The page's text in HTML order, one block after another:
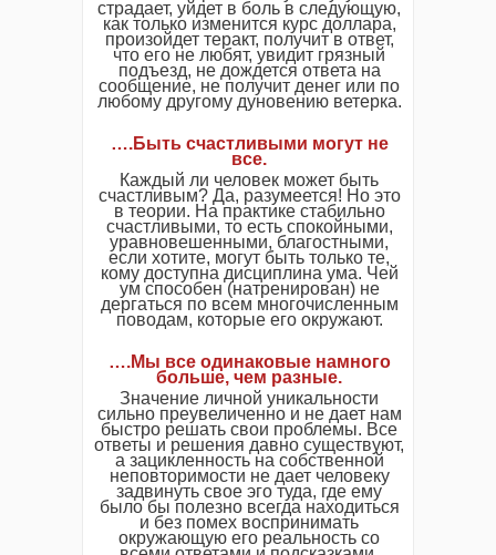
страдает, уйдет в боль в следующую,
как только изменится курс доллара,
произойдет теракт, получит в ответ,
что его не любят, увидит грязный
подъезд, не дождется ответа на
сообщение, не получит денег или по
любому другому дуновению ветерка.
….Быть счастливыми могут не
все.
Каждый ли человек может быть
счастливым? Да, разумеется! Но это
в теории. На практике стабильно
счастливыми, то есть спокойными,
уравновешенными, благостными,
если хотите, могут быть только те,
кому доступна дисциплина ума. Чей
ум способен (натренирован) не
дергаться по всем многочисленным
поводам, которые его окружают.
….Мы все одинаковые намного
больше, чем разные.
Значение личной уникальности
сильно преувеличенно и не дает нам
быстро решать свои проблемы. Все
ответы и решения давно существуют,
а зацикленность на собственной
неповторимости не дает человеку
задвинуть свое эго туда, где ему
было бы полезно всегда находиться
и без помех воспринимать
окружающую его реальность со